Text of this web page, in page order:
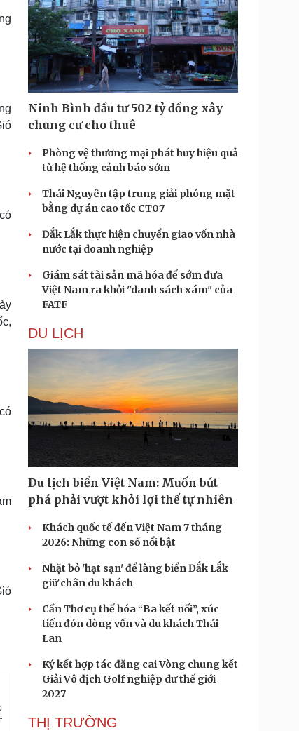
Ninh Bình đầu tư 502 tỷ đồng xây
chung cư cho thuê
Phòng vệ thương mại phát huy hiệu quả
từ hệ thống cảnh báo sớm
Thái Nguyên tập trung giải phóng mặt
bằng dự án cao tốc CT07
Đắk Lắk thực hiện chuyển giao vốn nhà
nước tại doanh nghiệp
Giám sát tài sản mã hóa để sớm đưa
Việt Nam ra khỏi "danh sách xám" của
FATF
DU LỊCH
Du lịch biển Việt Nam: Muốn bứt
phá phải vượt khỏi lợi thế tự nhiên
Khách quốc tế đến Việt Nam 7 tháng
2026: Những con số nổi bật
Nhặt bỏ 'hạt sạn' để làng biển Đắk Lắk
giữ chân du khách
Cần Thơ cụ thể hóa “Ba kết nối”, xúc
tiến đón dòng vốn và du khách Thái
Lan
Ký kết hợp tác đăng cai Vòng chung kết
Giải Vô địch Golf nghiệp dư thế giới
2027
THỊ TRƯỜNG